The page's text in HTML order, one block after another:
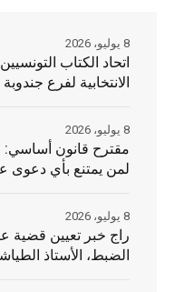
اتحاد الكتاب
الانتخابية لفرع جندوبة
8 يوليو، 2026
مقترح قانون أساسي:
لمن يمتنع بأي دعوى
8 يوليو، 2026
راج خبر تعيين قضية
الضبط، الأستاذ
8 يوليو، 2026